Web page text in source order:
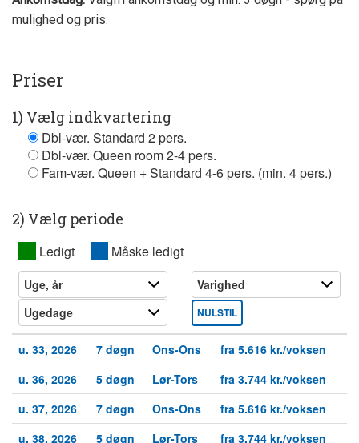
mulighed og pris.
Priser
1) Vælg indkvartering
Dbl-vær. Standard 2 pers.
Dbl-vær. Queen room 2-4 pers.
Fam-vær. Queen + Standard 4-6 pers. (min. 4 pers.)
2) Vælg periode
Ledigt Måske ledigt
NULSTIL
u. 33, 2026 7 døgn Ons-Ons
fra 5.616 kr./voksen
u. 36, 2026
5 døgn Lør-Tors
fra 3.744 kr./voksen
u. 37, 2026
7 døgn Ons-Ons
fra 5.616 kr./voksen
u. 38, 2026
5 døgn Lør-Tors
fra 3.744 kr./voksen